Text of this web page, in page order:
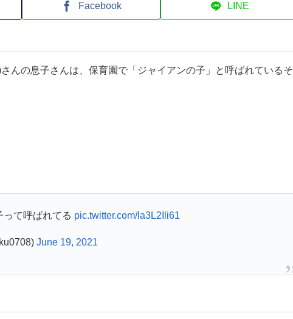
Facebook LINE
んの息子さんは、保育園で「ジャイアンの子」と呼ばれているそ
て呼ばれてる pic.twitter.com/la3L2Ili61
June 19, 2021